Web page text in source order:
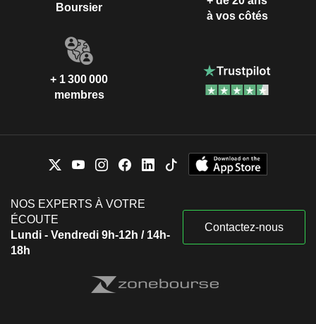
Boursier
à vos côtés
+ 1 300 000
membres
NOS EXPERTS À VOTRE
ÉCOUTE
Lundi - Vendredi 9h-12h / 14h-
18h
Contactez-nous